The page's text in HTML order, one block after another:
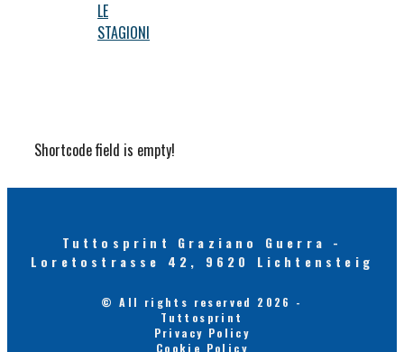
LE
STAGIONI
Shortcode field is empty!
Tuttosprint Graziano Guerra -
Loretostrasse 42, 9620 Lichtensteig
© All rights reserved 2026 -
Tuttosprint
Privacy Policy
Cookie Policy